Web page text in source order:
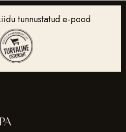
tunnustatud e-pood